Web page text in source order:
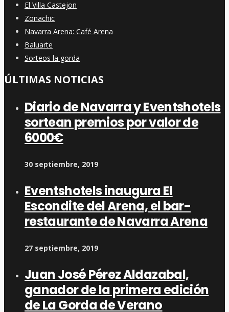
El Villa Castejon
Zonachic
Navarra Arena: Café Arena
Baluarte
Sorteos la gorda
ÚLTIMAS NOTICIAS
Diario de Navarra y Eventshotels
sortean premios por valor de
6000€
30 septiembre, 2019
Eventshotels inaugura El
Escondite del Arena, el bar-
restaurante de Navarra Arena
27 septiembre, 2019
Juan José Pérez Aldazabal,
ganador de la primera edición
de La Gorda de Verano